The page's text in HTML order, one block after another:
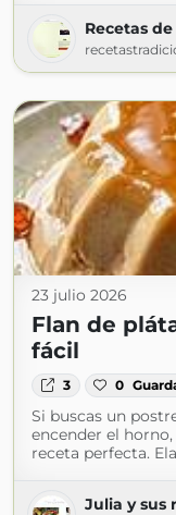
Recetas
23 julio 2026
Flan de
fácil
3 0
Si buscas un
encender el
receta perfecta.
Julia y sus